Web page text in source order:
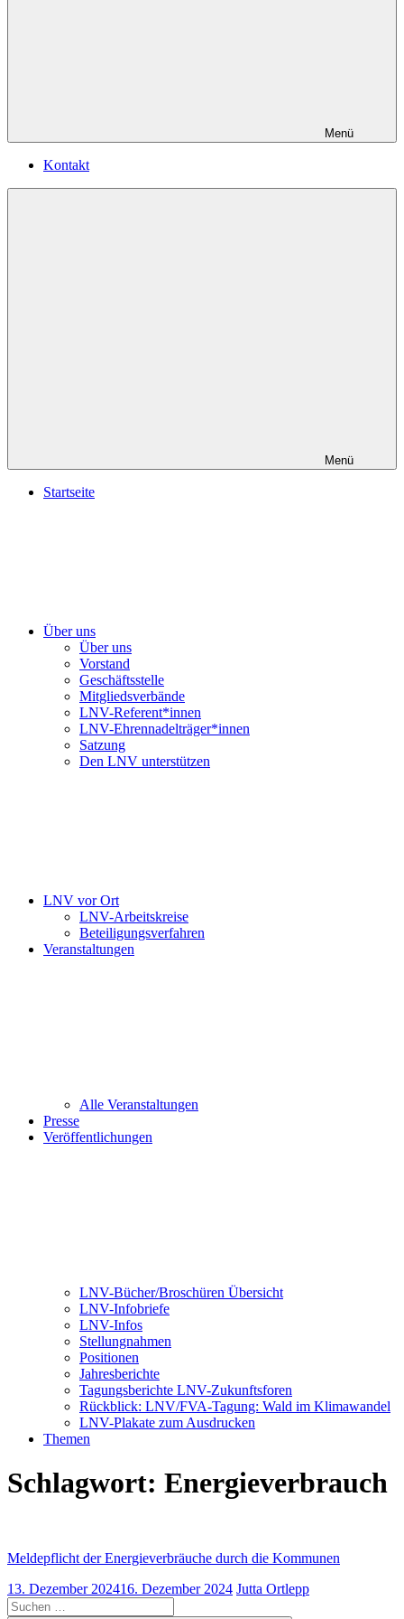
Menü
Kontakt
Menü
Startseite
Über uns
Über uns
Vorstand
Geschäftsstelle
Mitgliedsverbände
LNV-Referent*innen
LNV-Ehrennadelträger*innen
Satzung
Den LNV unterstützen
LNV vor Ort
LNV-Arbeitskreise
Beteiligungsverfahren
Veranstaltungen
Alle Veranstaltungen
Presse
Veröffentlichungen
LNV-Bücher/Broschüren Übersicht
LNV-Infobriefe
LNV-Infos
Stellungnahmen
Positionen
Jahresberichte
Tagungsberichte LNV-Zukunftsforen
Rückblick: LNV/FVA-Tagung: Wald im Klimawandel
LNV-Plakate zum Ausdrucken
Themen
Schlagwort: Energieverbrauch
Meldepflicht der Energieverbräuche durch die Kommunen
13. Dezember 202416. Dezember 2024 Jutta Ortlepp
Suchen